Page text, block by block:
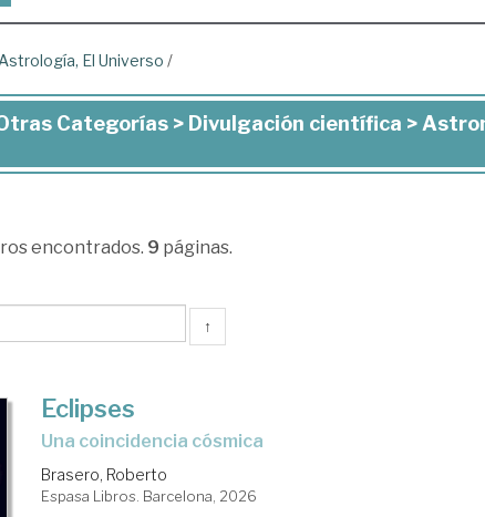
El Universo /
Categorías > Divulgación científica >
encontrados. 9 páginas.
↑
Eclipses
Una coincidencia cósmica
Brasero, Roberto
Espasa Libros. Barcelona, 2026